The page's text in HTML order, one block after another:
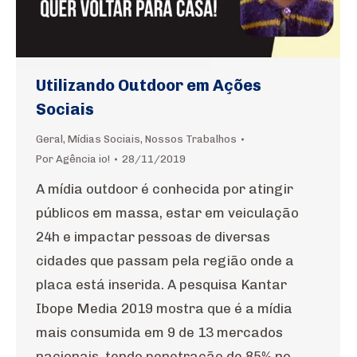
Utilizando Outdoor em Ações
Sociais
Geral , Mídias Sociais, Nossos Trabalhos
Por Agência io! 28/11/2019
A mídia outdoor é conhecida por atingir
públicos em massa, estar em veiculação
24h e impactar pessoas de diversas
cidades que passam pela região onde a
placa está inserida. A pesquisa Kantar
Ibope Media 2019 mostra que é a mídia
mais consumida em 9 de 13 mercados